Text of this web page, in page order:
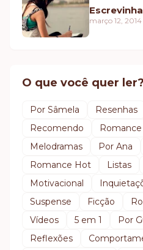
março 12, 2014
O que você quer ler?
Por Sâmela Resenhas
Recomendo
Romance
Melodramas
Por Ana
Romance Hot
Listas
Motivacional
Suspense
Ficção
Vídeos
5 em 1 Por
Reflexões